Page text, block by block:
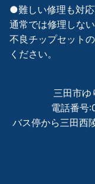
●難しい修理も対応
通常では修理しな
不良チップセット
ください。
三田市
電話番号
バス停から三田西